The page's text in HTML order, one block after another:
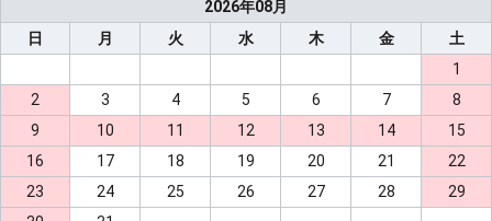
2026年08月
日
月 火 水 木 金
土
1
2
3 4 5 6 7
8
9
10 11 12 13 14
15
16
17 18 19 20 21
22
23
24 25 26 27 28
29